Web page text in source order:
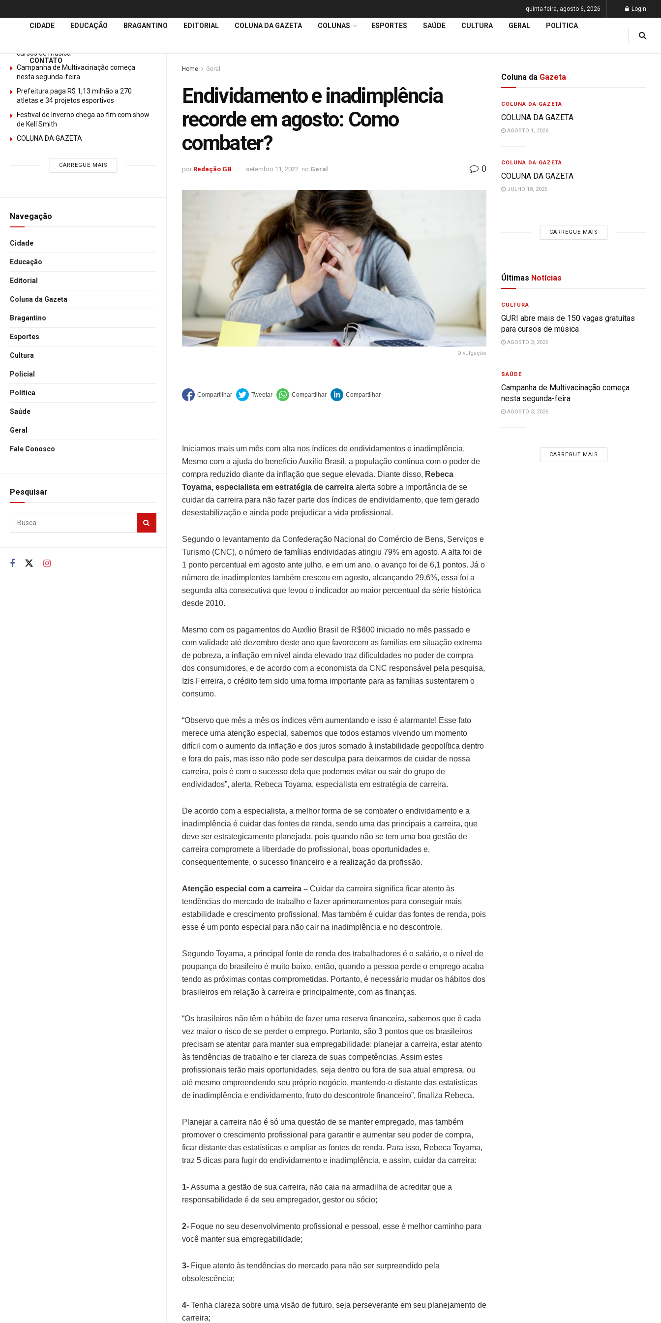
ÚltimasNotícias
cursos de música
Campanha de Multivacinação começa
nesta segunda-feira
Prefeitura paga R$ 1,13 milhão a 270
atletas e 34 projetos esportivos
Festival de Inverno chega ao fim com show
de Kell Smith
COLUNA DA GAZETA
CARREGUE MAIS
Navegação
Cidade
Educação
Editorial
Coluna da Gazeta
Bragantino
Esportes
Cultura
Policial
Política
Saúde
Geral
Fale Conosco
Pesquisar
quinta-feira, agosto 6, 2026 Login
CIDADE EDUCAÇÃO BRAGANTINO EDITORIAL COLUNA DA GAZETA COLUNAS ESPORTES SAÚDE CULTURA GERAL POLÍTICA
CONTATO
Home Geral
Endividamento e inadimplência
recorde em agosto: Como
combater?
por Redação GB setembro 11, 2022 no Geral 0
Divulgação
Iniciamos mais um mês com alta nos índices de endividamentos e inadimplência.
Mesmo com a ajuda do benefício Auxílio Brasil, a população continua com o poder de
compra reduzido diante da inflação que segue elevada. Diante disso, Rebeca
Toyama, especialista em estratégia de carreira alerta sobre a importância de se
cuidar da carreira para não fazer parte dos índices de endividamento, que tem gerado
desestabilização e ainda pode prejudicar a vida profissional.
Segundo o levantamento da Confederação Nacional do Comércio de Bens, Serviços e
Turismo (CNC), o número de famílias endividadas atingiu 79% em agosto. A alta foi de
1 ponto percentual em agosto ante julho, e em um ano, o avanço foi de 6,1 pontos. Já o
número de inadimplentes também cresceu em agosto, alcançando 29,6%, essa foi a
segunda alta consecutiva que levou o indicador ao maior percentual da série histórica
desde 2010.
Mesmo com os pagamentos do Auxílio Brasil de R$600 iniciado no mês passado e
com validade até dezembro deste ano que favorecem as famílias em situação extrema
de pobreza, a inflação em nível ainda elevado traz dificuldades no poder de compra
dos consumidores, e de acordo com a economista da CNC responsável pela pesquisa,
Izis Ferreira, o crédito tem sido uma forma importante para as famílias sustentarem o
consumo.
“Observo que mês a mês os índices vêm aumentando e isso é alarmante! Esse fato
merece uma atenção especial, sabemos que todos estamos vivendo um momento
difícil com o aumento da inflação e dos juros somado à instabilidade geopolítica dentro
e fora do país, mas isso não pode ser desculpa para deixarmos de cuidar de nossa
carreira, pois é com o sucesso dela que podemos evitar ou sair do grupo de
endividados”, alerta, Rebeca Toyama, especialista em estratégia de carreira.
De acordo com a especialista, a melhor forma de se combater o endividamento e a
inadimplência é cuidar das fontes de renda, sendo uma das principais a carreira, que
deve ser estrategicamente planejada, pois quando não se tem uma boa gestão de
carreira compromete a liberdade do profissional, boas oportunidades e,
consequentemente, o sucesso financeiro e a realização da profissão.
Atenção especial com a carreira – Cuidar da carreira significa ficar atento às
tendências do mercado de trabalho e fazer aprimoramentos para conseguir mais
estabilidade e crescimento profissional. Mas também é cuidar das fontes de renda, pois
esse é um ponto especial para não cair na inadimplência e no descontrole.
Segundo Toyama, a principal fonte de renda dos trabalhadores é o salário, e o nível de
poupança do brasileiro é muito baixo, então, quando a pessoa perde o emprego acaba
tendo as próximas contas comprometidas. Portanto, é necessário mudar os hábitos dos
brasileiros em relação à carreira e principalmente, com as finanças.
“Os brasileiros não têm o hábito de fazer uma reserva financeira, sabemos que é cada
vez maior o risco de se perder o emprego. Portanto, são 3 pontos que os brasileiros
precisam se atentar para manter sua empregabilidade: planejar a carreira, estar atento
às tendências de trabalho e ter clareza de suas competências. Assim estes
profissionais terão mais oportunidades, seja dentro ou fora de sua atual empresa, ou
até mesmo empreendendo seu próprio negócio, mantendo-o distante das estatísticas
de inadimplência e endividamento, fruto do descontrole financeiro”, finaliza Rebeca.
Planejar a carreira não é só uma questão de se manter empregado, mas também
promover o crescimento profissional para garantir e aumentar seu poder de compra,
ficar distante das estatísticas e ampliar as fontes de renda. Para isso, Rebeca Toyama,
traz 5 dicas para fugir do endividamento e inadimplência, e assim, cuidar da carreira:
1- Assuma a gestão de sua carreira, não caia na armadilha de acreditar que a
responsabilidade é de seu empregador, gestor ou sócio;
2- Foque no seu desenvolvimento profissional e pessoal, esse é melhor caminho para
você manter sua empregabilidade;
3- Fique atento às tendências do mercado para não ser surpreendido pela
obsolescência;
4- Tenha clareza sobre uma visão de futuro, seja perseverante em seu planejamento de
carreira;
Coluna da Gazeta
COLUNA DA GAZETA
COLUNA DA GAZETA
AGOSTO 1, 2026
COLUNA DA GAZETA
COLUNA DA GAZETA
JULHO 18, 2026
CARREGUE MAIS
Últimas Notícias
CULTURA
GURI abre mais de 150 vagas gratuitas
para cursos de música
AGOSTO 3, 2026
SAÚDE
Campanha de Multivacinação começa
nesta segunda-feira
AGOSTO 3, 2026
CARREGUE MAIS